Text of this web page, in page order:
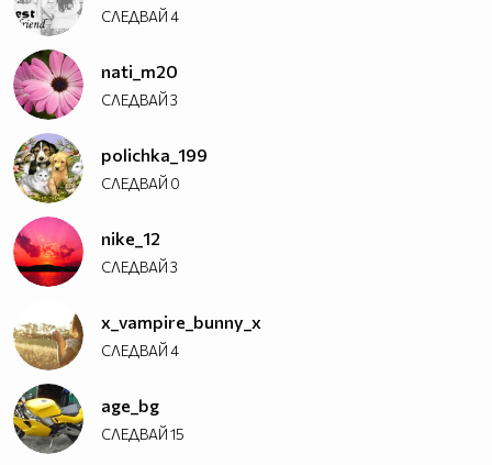
СЛЕДВАЙ4
nati_m20
СЛЕДВАЙ3
polichka_199
СЛЕДВАЙ 0
nike_12
СЛЕДВАЙ3
x_vampire_bunny_x
СЛЕДВАЙ4
age_bg
СЛЕДВАЙ15